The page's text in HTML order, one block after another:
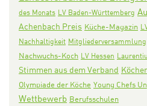
des Monats LV Baden-Württemberg
Achenbach Preis Küche-Magazin
Nachhaltigkeit Mitgliederversammlung
Nachwuchs-Koch LV Hessen
Stimmen aus dem Verband
Olympiade der Köche Young Chefs
Wettbewerb Berufsschulen